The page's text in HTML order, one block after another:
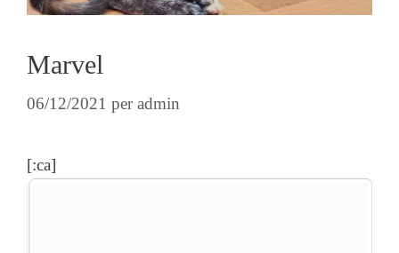
Marvel
06/12/2021 peradmin
[:ca]